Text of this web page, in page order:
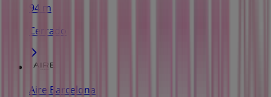
94 m
Cerrado
Aire Barcelona